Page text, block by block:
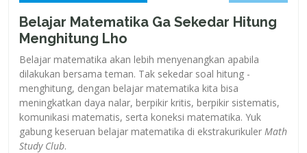
Belajar Matematika Ga Sekedar Hitung
Menghitung Lho
Belajar matematika akan lebih menyenangkan apabila
dilakukan bersama teman. Tak sekedar soal hitung -
menghitung, dengan belajar matematika kita bisa
meningkatkan daya nalar, berpikir kritis, berpikir sistematis,
komunikasi matematis, serta koneksi matematika. Yuk
gabung keseruan belajar matematika di ekstrakurikuler Math
Study Club.